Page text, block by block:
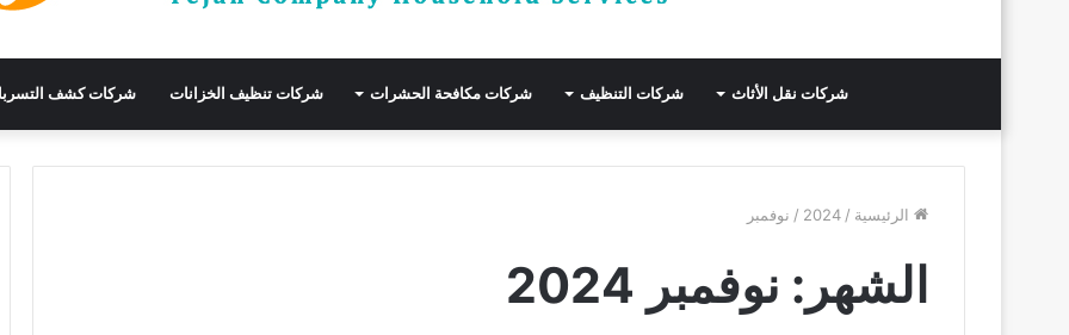
شركات نقل الأثاث شركات التنظيف شركات مكافحة الحشرات شركات تنظيف الخزانات شركات كشف
الرئيسية /
2024
/ نوفمبر
الشهر: نوفمبر 2024